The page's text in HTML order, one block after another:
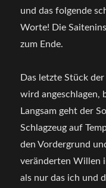
und das folgende
Worte! Die
zum Ende.
Das letzte Stück
wird angeschlagen,
Langsam geht der
Schlagzeug auf
den Vordergrund
veränderten Willen
als nur das ich und